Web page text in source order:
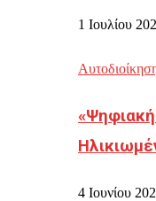
1 Ιουλίου
4 Ιουνίου